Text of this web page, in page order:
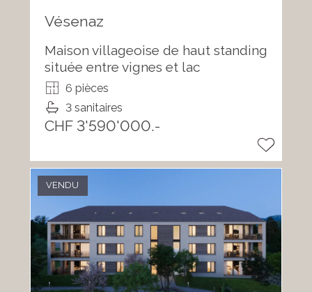
Vésenaz
Maison villageoise de haut standing
située entre vignes et lac
6 pièces
3 sanitaires
CHF 3'590'000.-
VENDU